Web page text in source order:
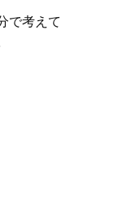
で考えて